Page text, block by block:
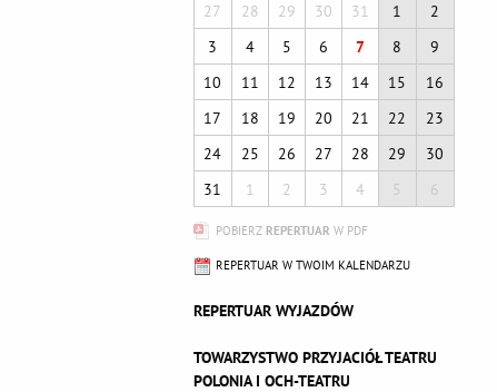
27
28 29 30 31 1
2
3
4 5 6 7 8
9
10
11 12 13 14 15
16
17
18 19 20 21 22
23
24
25 26 27 28 29
30
31
1 2 3 4 5 6
POBIERZ REPERTUAR W PDF
REPERTUAR W TWOIM KALENDARZU
REPERTUAR WYJAZDÓW
TOWARZYSTWO PRZYJACIÓŁ TEATRU
POLONIA I OCH-TEATRU